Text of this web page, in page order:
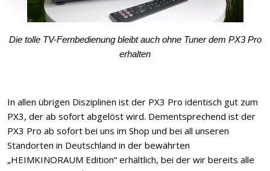
Die tolle TV-Fernbedienung bleibt auch ohne Tuner dem PX3 Pro
erhalten
In allen übrigen Disziplinen ist der PX3 Pro identisch gut zum
PX3, der ab sofort abgelöst wird. Dementsprechend ist der
PX3 Pro ab sofort bei uns im Shop und bei all unseren
Standorten in Deutschland in der bewährten
„HEIMKINORAUM Edition“ erhältlich, bei der wir bereits alle